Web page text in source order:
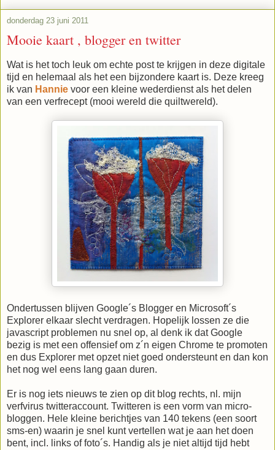
donderdag 23 juni 2011
Mooie kaart , blogger en twitter
Wat is het toch leuk om echte post te krijgen in deze digitale
tijd en helemaal als het een bijzondere kaart is. Deze kreeg
ik van Hannie voor een kleine wederdienst als het delen
van een verfrecept (mooi wereld die quiltwereld).
Ondertussen blijven Google´s Blogger en Microsoft´s
Explorer elkaar slecht verdragen. Hopelijk lossen ze die
javascript problemen nu snel op, al denk ik dat Google
bezig is met een offensief om z´n eigen Chrome te promoten
en dus Explorer met opzet niet goed ondersteunt en dan kon
het nog wel eens lang gaan duren.
Er is nog iets nieuws te zien op dit blog rechts, nl. mijn
verfvirus twitteraccount. Twitteren is een vorm van micro-
bloggen. Hele kleine berichtjes van 140 tekens (een soort
sms-en) waarin je snel kunt vertellen wat je aan het doen
bent, incl. links of foto´s. Handig als je niet altijd tijd hebt